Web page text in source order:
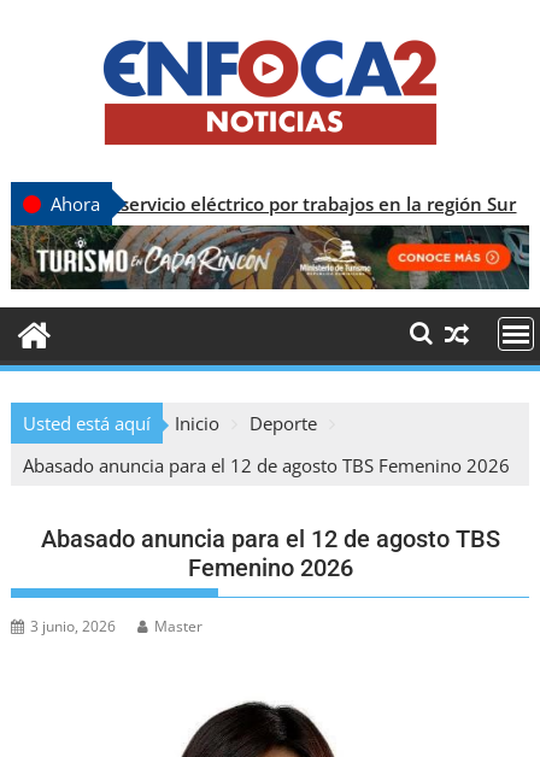
Ahoraeléctrico por trabajos en la región Sur
Usted está aquí Inicio
Deporte
Abasado anuncia para el 12 de agosto TBS Femenino 2026
Abasado anuncia para el 12 de agosto TBS
Femenino 2026
3 junio, 2026 Master